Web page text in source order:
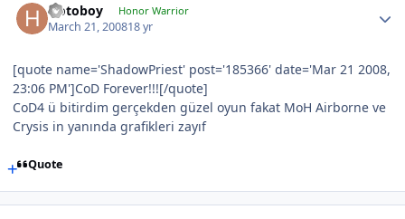
Hotoboy Honor Warrior
March 21, 200818 yr
[quote name='ShadowPriest' post='185366' date='Mar 21 2008,
23:06 PM']CoD Forever!!![/quote]
CoD4 ü bitirdim gerçekden güzel oyun fakat MoH Airborne ve
Crysis in yanında grafikleri zayıf
Quote